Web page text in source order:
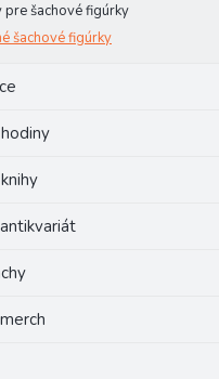
pre šachové figúrky
šachové figúrky